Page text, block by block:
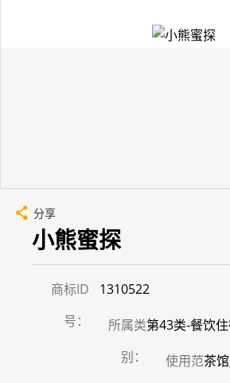
分享
小熊蜜探
商标ID
号：
1310522
所属类
别：
第43类-餐饮
使用范茶